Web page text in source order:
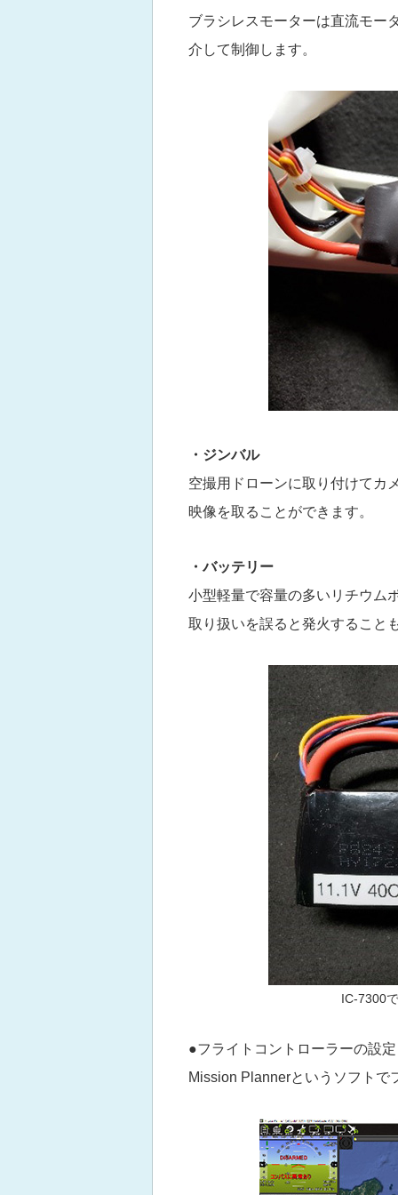
ブラシレスモーターは直流モー
介して制御します。
・ジンバル
空撮用ドローンに取り付けてカ
映像を取ることができます。
・バッテリー
小型軽量で容量の多いリチウ
取り扱いを誤ると発火すること
IC-7300
●フライトコントローラーの設
Mission Plannerというソフトで